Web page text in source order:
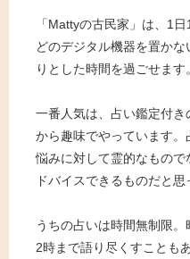
「Mattyの古民家」は、1
どのデジタル機器を置か
りとした時間を過ごせます。
一番人気は、占い鑑定付
から趣味でやっています。
悩みに対して霊的なもの
ドバイスできるものだと思
うちの占いは時間無制限
2時まで語り尽くすことも